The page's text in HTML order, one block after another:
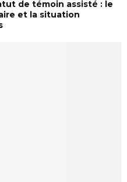
de témoin assisté : le
et la situation